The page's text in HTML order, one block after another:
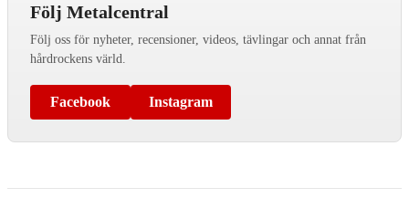
Följ Metalcentral
Följ oss för nyheter, recensioner, videos, tävlingar och annat från
hårdrockens värld.
Facebook Instagram